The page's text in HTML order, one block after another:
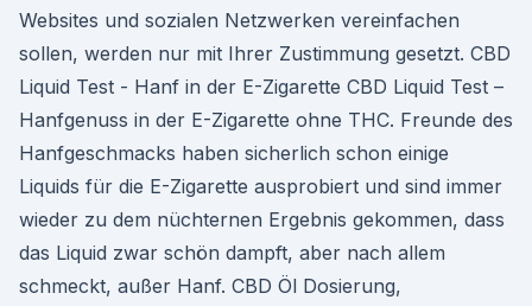
Websites und sozialen Netzwerken vereinfachen
sollen, werden nur mit Ihrer Zustimmung gesetzt. CBD
Liquid Test - Hanf in der E-Zigarette CBD Liquid Test –
Hanfgenuss in der E-Zigarette ohne THC. Freunde des
Hanfgeschmacks haben sicherlich schon einige
Liquids für die E-Zigarette ausprobiert und sind immer
wieder zu dem nüchternen Ergebnis gekommen, dass
das Liquid zwar schön dampft, aber nach allem
schmeckt, außer Hanf. CBD Öl Dosierung,